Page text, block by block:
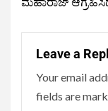
Leave a
Your email
fields are